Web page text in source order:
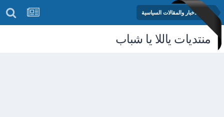
منتدى الأخبار والمقالات السياسية
منتديات ياللا يا شباب